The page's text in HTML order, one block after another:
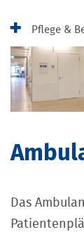
Ihr
Über
Pflege &
Das